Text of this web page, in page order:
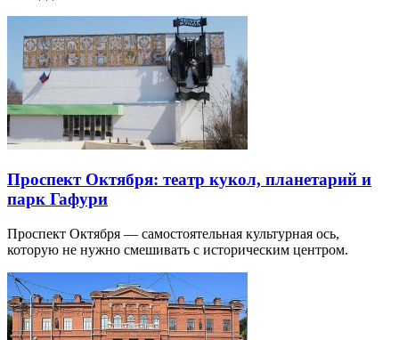
Проспект Октября: театр кукол, планетарий и
парк Гафури
Проспект Октября — самостоятельная культурная ось,
которую не нужно смешивать с историческим центром.